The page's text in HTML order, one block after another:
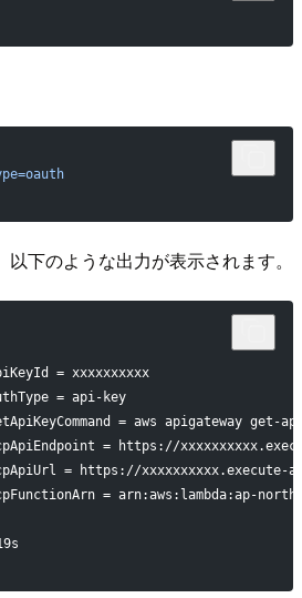
下のような出力が表示されます。
= xxxxxxxxxx
= api-key
= aws
= https://
= https://xxxxxxxxxx.execute-
= arn:aws:lambda:ap-